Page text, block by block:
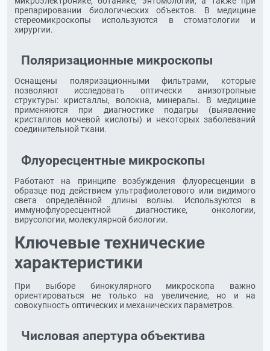
препарировании биологических объектов. В медицине
стереомикроскопы используются в стоматологии и
хирургии.
Поляризационные микроскопы
Оснащены поляризационными фильтрами, которые
позволяют исследовать оптически анизотропные
структуры: кристаллы, волокна, минералы. В медицине
применяются при диагностике подагры (выявление
кристаллов мочевой кислоты) и некоторых заболеваний
соединительной ткани.
Флуоресцентные микроскопы
Работают на принципе возбуждения флуоресценции в
образце под действием ультрафиолетового или видимого
света определённой длины волны. Используются в
иммунофлуоресцентной диагностике, онкологии,
вирусологии, молекулярной биологии.
Ключевые технические
характеристики
При выборе бинокулярного микроскопа важно
ориентироваться не только на увеличение, но и на
совокупность оптических и механических параметров.
Числовая апертура объектива